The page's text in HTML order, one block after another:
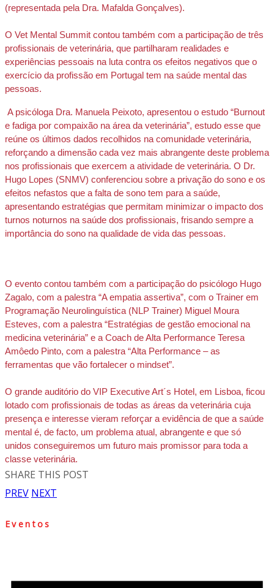
(representada pela Dra. Mafalda Gonçalves).
O Vet Mental Summit contou também com a participação de três
profissionais de veterinária, que partilharam realidades e
experiências pessoais na luta contra os efeitos negativos que o
exercício da profissão em Portugal tem na saúde mental das
pessoas.
e fadiga por compaixão na área da veterinária”, estudo esse que
reúne os últimos dados recolhidos na comunidade veterinária,
reforçando a dimensão cada vez mais abrangente deste problema
nos profissionais que exercem a atividade de veterinária. O Dr.
Hugo Lopes (SNMV) conferenciou sobre a privação do sono e os
efeitos nefastos que a falta de sono tem para a saúde,
apresentando estratégias que permitam minimizar o impacto dos
turnos noturnos na saúde dos profissionais, frisando sempre a
importância do sono na qualidade de vida das pessoas.
O evento contou também com a participação do psicólogo Hugo
Zagalo, com a palestra “A empatia assertiva”, com o Trainer em
Programação Neurolinguística (NLP Trainer) Miguel Moura
Esteves, com a palestra “Estratégias de gestão emocional na
medicina veterinária” e a Coach de Alta Performance Teresa
Amôedo Pinto, com a palestra “Alta Performance – as
ferramentas que vão fortalecer o mindset”.
O grande auditório do VIP Executive Art´s Hotel, em Lisboa, ficou
lotado com profissionais de todas as áreas da veterinária cuja
presença e interesse vieram reforçar a evidência de que a saúde
mental é, de facto, um problema atual, abrangente e que só
unidos conseguiremos um futuro mais promissor para toda a
classe veterinária.
SHARE THIS POST
PREV NEXT
Eventos